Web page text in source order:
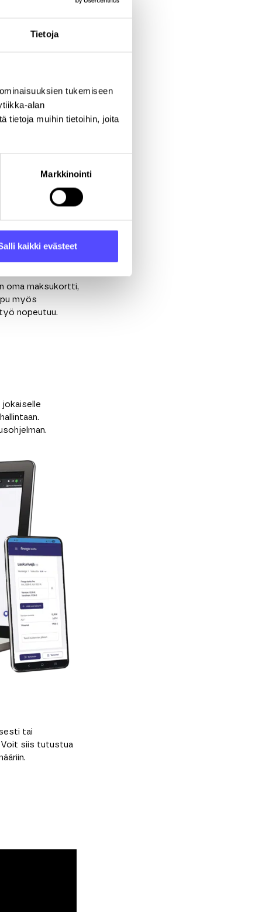
Tietoja
tukemiseen
alan
tietoja muihin tietoihin, joita
Markkinointi
kaikki evästeet
noudon pankista
kirjanpitäjäsi saa
sähköpostirumbat
ja yrityksenmuut
oma maksukortti,
myös
nopeutuu.
tai
Voit siis tutustua